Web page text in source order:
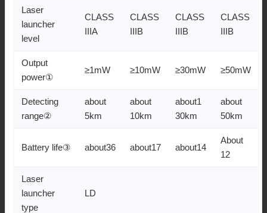
Laser
launcher
level
CLASS
IIIA
CLASS
IIIB
CLASS
IIIB
CLASS
IIIB
Output
power①
≥1mW ≥10mW ≥30mW ≥50mW
Detecting
range②
about
5km
about
10km
about1
30km
about
50km
Battery life③ about36 about17 about14
About
12
Laser
launcher
type
LD